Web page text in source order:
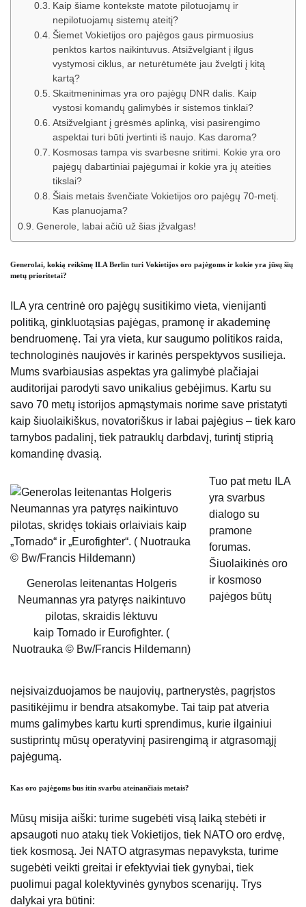
Kaip šiame kontekste matote pilotuojamų ir
nepilotuojamų sistemų ateitį?
Šiemet Vokietijos oro pajėgos gaus pirmuosius
penktos kartos naikintuvus. Atsižvelgiant į ilgus
vystymosi ciklus, ar neturėtumėte jau žvelgti į kitą
kartą?
Skaitmeninimas yra oro pajėgų DNR dalis. Kaip
vystosi komandų galimybės ir sistemos tinklai?
Atsižvelgiant į grėsmės aplinką, visi pasirengimo
aspektai turi būti įvertinti iš naujo. Kas daroma?
Kosmosas tampa vis svarbesne sritimi. Kokie yra oro
pajėgų dabartiniai pajėgumai ir kokie yra jų ateities
tikslai?
Šiais metais švenčiate Vokietijos oro pajėgų 70-metį.
Kas planuojama?
Generole, labai ačiū už šias įžvalgas!
Generolai, kokią reikšmę ILA Berlin turi Vokietijos oro pajėgoms ir kokie yra jūsų šių
metų prioritetai?
ILA yra centrinė oro pajėgų susitikimo vieta, vienijanti
politiką, ginkluotąsias pajėgas, pramonę ir akademinę
bendruomenę. Tai yra vieta, kur saugumo politikos raida,
technologinės naujovės ir karinės perspektyvos susilieja.
Mums svarbiausias aspektas yra galimybė plačiajai
auditorijai parodyti savo unikalius gebėjimus. Kartu su
savo 70 metų istorijos apmąstymais norime save pristatyti
kaip šiuolaikiškus, novatoriškus ir labai pajėgius – tiek karo
tarnybos padalinį, tiek patrauklų darbdavį, turintį stiprią
komandinę dvasią.
Generolas leitenantas Holgeris
Neumannas yra patyręs naikintuvo
pilotas, skraidis lėktuvu
kaip Tornado ir Eurofighter. (
Nuotrauka © Bw/Francis Hildemann)
Tuo pat metu ILA
yra svarbus
dialogo su
pramone
forumas.
Šiuolaikinės oro
ir kosmoso
pajėgos būtų
neįsivaizduojamos be naujovių, partnerystės, pagrįstos
pasitikėjimu ir bendra atsakomybe. Tai taip pat atveria
mums galimybes kartu kurti sprendimus, kurie ilgainiui
sustiprintų mūsų operatyvinį pasirengimą ir atgrasomąjį
pajėgumą.
Kas oro pajėgoms bus itin svarbu ateinančiais metais?
Mūsų misija aiški: turime sugebėti visą laiką stebėti ir
apsaugoti nuo atakų tiek Vokietijos, tiek NATO oro erdvę,
tiek kosmosą. Jei NATO atgrasymas nepavyksta, turime
sugebėti veikti greitai ir efektyviai tiek gynybai, tiek
puolimui pagal kolektyvinės gynybos scenarijų. Trys
dalykai yra būtini: